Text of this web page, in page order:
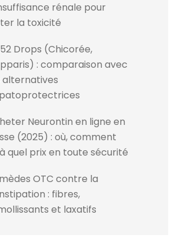
rénale pour
la toxicité
Drops (Chicorée,
: comparaison avec
alternatives
Neurontin en ligne en
(2025) : où, comment
quel prix en toute sécurité
OTC contre la
: fibres,
et laxatifs